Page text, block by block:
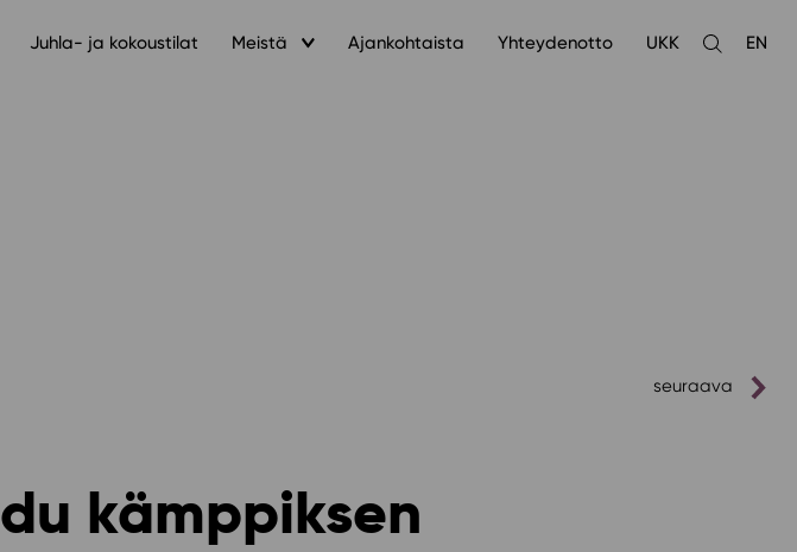
Juhla- ja kokoustilat Meistä Ajankohtaista Yhteydenotto UKK
Avaa
EN
seuraava
kämppiksen